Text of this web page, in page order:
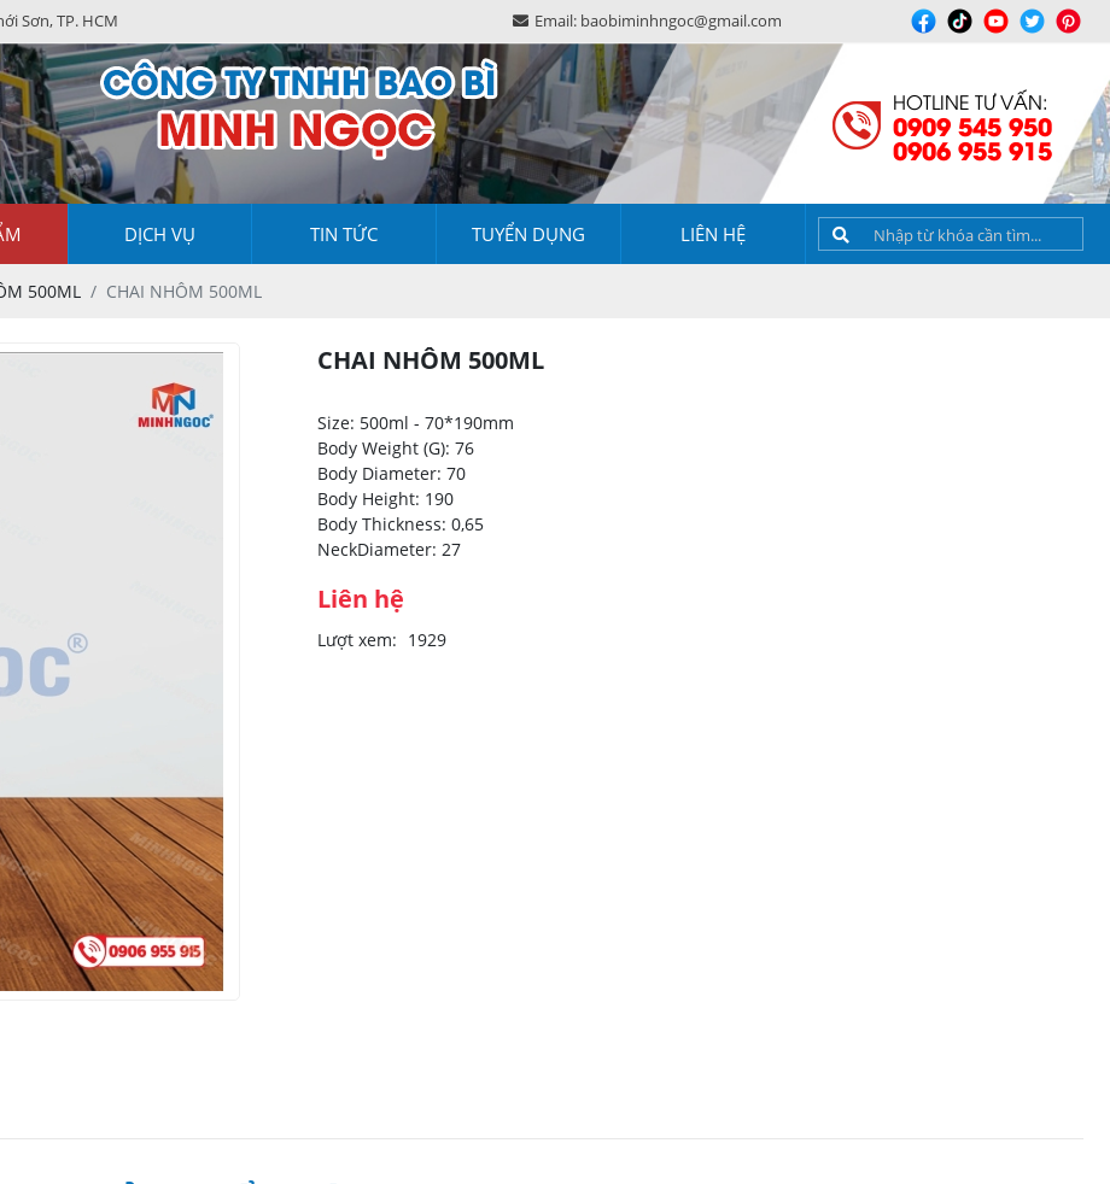
Sơn, TP. HCM Email: baobiminhngoc@gmail.com
HOTLINE TƯ VẤN:
0909 545 950
0906 955 915
DỊCH VỤ TIN TỨC TUYỂN DỤNG LIÊN HỆ
500ML CHAI NHÔM 500ML
CHAI NHÔM 500ML
Size: 500ml - 70*190mm
Body Weight (G): 76
Body Diameter: 70
Body Height: 190
Body Thickness: 0,65
NeckDiameter: 27
Liên hệ
Lượt xem: 1929